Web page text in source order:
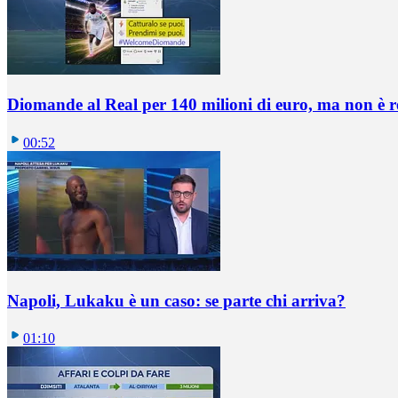
Diomande al Real per 140 milioni di euro, ma non è
00:52
Napoli, Lukaku è un caso: se parte chi arriva?
01:10